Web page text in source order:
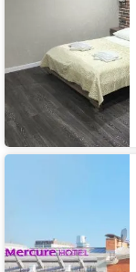
Отель